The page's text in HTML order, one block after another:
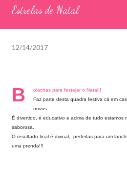
Estrelas de Natal
12/14/2017
B
olachas para festejar o Natal!!
Faz parte desta quadra festiva cá em
novos.
É divertido, é educativo e acima de tudo estamos
saborosa.
O resultado final é divinal, perfeitas para um
uma prenda!!!